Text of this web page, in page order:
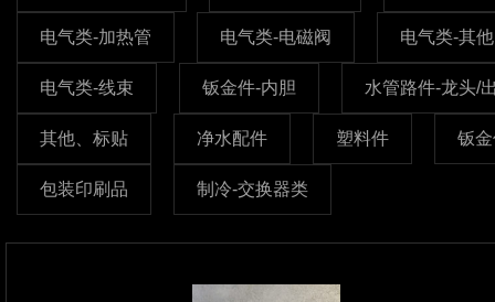
电气类-加热管 电气类-电磁阀 电气类-其他
电气类-线束 钣金件-内胆 水管路件-龙头/
其他、标贴 净水配件 塑料件 钣
包装印刷品 制冷-交换器类